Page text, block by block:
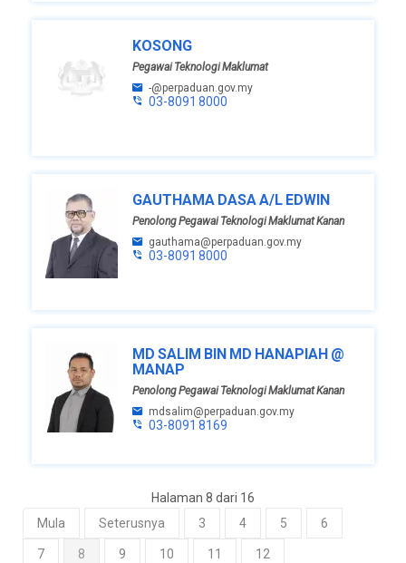
KOSONG
Pegawai Teknologi Maklumat
-@perpaduan.gov.my
03-8091 8000
GAUTHAMA DASA A/L EDWIN
Penolong Pegawai Teknologi Maklumat Kanan
gauthama@perpaduan.gov.my
03-8091 8000
MD SALIM BIN MD HANAPIAH @
MANAP
Penolong Pegawai Teknologi Maklumat Kanan
mdsalim@perpaduan.gov.my
03-8091 8169
Halaman 8 dari 16
Mula
Seterusnya 3 4 5 6
7 8 9 10 11 12